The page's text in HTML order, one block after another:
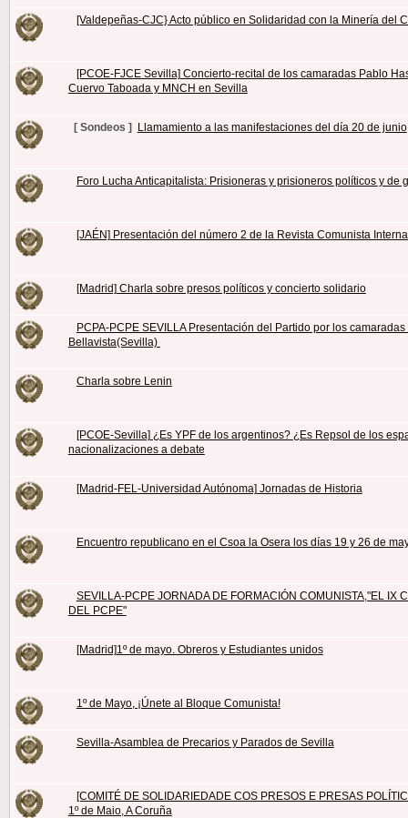
[Valdepeñas-CJC} Acto público en Solidaridad con la Minería del
[PCOE-FJCE Sevilla] Concierto-recital de los camaradas Pablo
Cuervo Taboada y MNCH en Sevilla
[ Sondeos ] Llamamiento a las manifestaciones del día 20 de junio
Foro Lucha Anticapitalista: Prisioneras y prisioneros políticos y de
[JAÉN] Presentación del número 2 de la Revista Comunista
[Madrid] Charla sobre presos políticos y concierto solidario
PCPA-PCPE SEVILLA Presentación del Partido por los camaradas
Bellavista(Sevilla)
Charla sobre Lenin
[PCOE-Sevilla] ¿Es YPF de los argentinos? ¿Es Repsol de los
nacionalizaciones a debate
[Madrid-FEL-Universidad Autónoma] Jornadas de Historia
Encuentro republicano en el Csoa la Osera los días 19 y 26 de
SEVILLA-PCPE JORNADA DE FORMACIÓN COMUNISTA,"EL IX
DEL PCPE"
[Madrid]1º de mayo. Obreros y Estudiantes unidos
1º de Mayo, ¡Únete al Bloque Comunista!
Sevilla-Asamblea de Precarios y Parados de Sevilla
[COMITÉ DE SOLIDARIEDADE COS PRESOS E PRESAS
1º de Maio, A Coruña